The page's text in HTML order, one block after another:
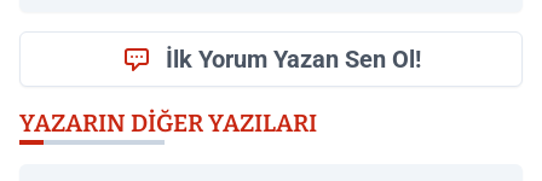
İlk Yorum Yazan Sen Ol!
YAZARIN DIĞER YAZILARI